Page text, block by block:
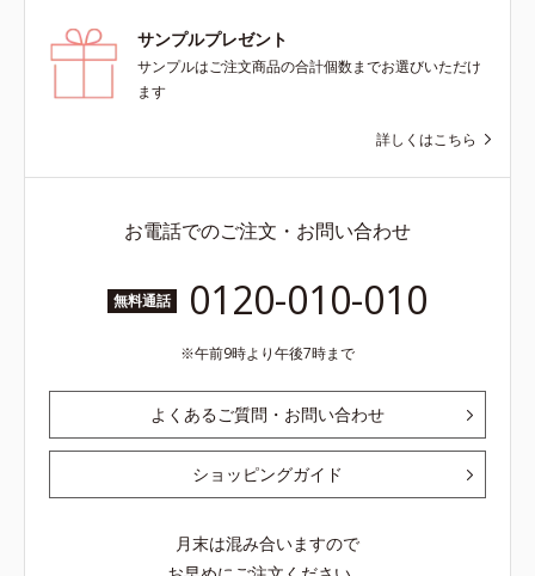
サンプルプレゼント
サンプルはご注文商品の合計個数までお選びいただけ
ます
詳しくはこちら
お電話でのご注文・お問い合わせ
無料通話 0120-010-010
午前9時より午後7時まで
よくあるご質問・お問い合わせ
ショッピングガイド
月末は混み合いますので